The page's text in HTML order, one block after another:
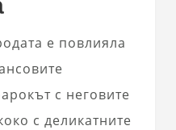
е повлияла
с неговите
с деликатните